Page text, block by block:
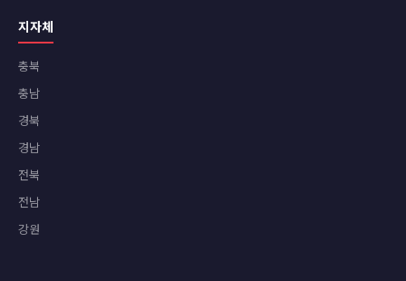
지자체
충북
충남
경북
경남
전북
전남
강원